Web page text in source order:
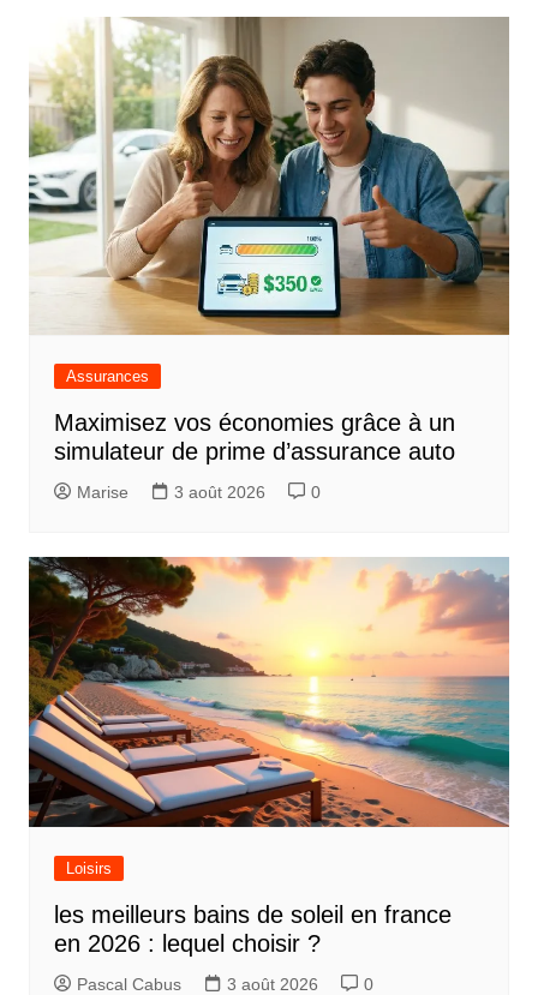
Assurances
Maximisez vos économies grâce à un
simulateur de prime d’assurance auto
Marise 3 août 2026 0
Loisirs
les meilleurs bains de soleil en france
en 2026 : lequel choisir ?
Pascal Cabus 3 août 2026 0